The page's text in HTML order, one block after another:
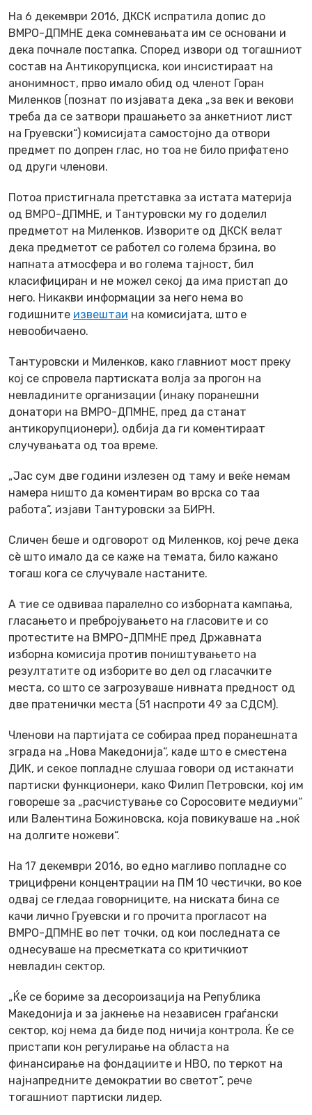
На 6 декември 2016, ДКСК испратила допис до
ВМРО-ДПМНЕ дека сомневањата им се основани и
дека почнале постапка. Според извори од тогашниот
состав на Антикорупциска, кои инсистираат на
анонимност, прво имало обид од членот Горан
Миленков (познат по изјавата дека „за век и векови
треба да се затвори прашањето за анкетниот лист
на Груевски“) комисијата самостојно да отвори
предмет по допрен глас, но тоа не било прифатено
од други членови.
Потоа пристигнала претставка за истата материја
од ВМРО-ДПМНЕ, и Тантуровски му го доделил
предметот на Миленков. Изворите од ДКСК велат
дека предметот се работел со голема брзина, во
напната атмосфера и во голема тајност, бил
класифициран и не можел секој да има пристап до
него. Никакви информации за него нема во
годишните извештаи на комисијата, што е
невообичаено.
Тантуровски и Миленков, како главниот мост преку
кој се спровела партиската волја за прогон на
невладините организации (инаку поранешни
донатори на ВМРО-ДПМНЕ, пред да станат
антикорупционери), одбија да ги коментираат
случувањата од тоа време.
„Јас сум две години излезен од таму и веќе немам
намера ништо да коментирам во врска со таа
работа“, изјави Тантуровски за БИРН.
Сличен беше и одговорот од Миленков, кој рече дека
сè што имало да се каже на темата, било кажано
тогаш кога се случувале настаните.
А тие се одвиваа паралелно со изборната кампања,
гласањето и пребројувањето на гласовите и со
протестите на ВМРО-ДПМНЕ пред Државната
изборна комисија против поништувањето на
резултатите од изборите во дел од гласачките
места, со што се загрозуваше нивната предност од
две пратенички места (51 наспроти 49 за СДСМ).
Членови на партијата се собираа пред поранешната
зграда на „Нова Македонија“, каде што е сместена
ДИК, и секое попладне слушаа говори од истакнати
партиски функционери, како Филип Петровски, кој им
говореше за „расчистување со Соросовите медиуми“
или Валентина Божиновска, која повикуваше на „ноќ
на долгите ножеви“.
На 17 декември 2016, во едно магливо попладне со
трицифрени концентрации на ПМ 10 честички, во кое
одвај се гледаа говорниците, на ниската бина се
качи лично Груевски и го прочита прогласот на
ВМРО-ДПМНЕ во пет точки, од кои последната се
однесуваше на пресметката со критичкиот
невладин сектор.
„Ќе се бориме за десороизација на Република
Македонија и за јакнење на независен граѓански
сектор, кој нема да биде под ничија контрола. Ќе се
пристапи кон регулирање на областа на
финансирање на фондациите и НВО, по теркот на
најнапредните демократии во светот“, рече
тогашниот партиски лидер.